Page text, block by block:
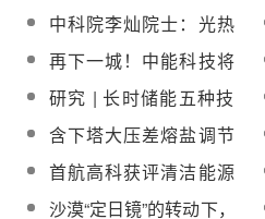
员李灿：大力发展太阳
能光热发电
中科院李灿院士：光热
发电是最有希望的规模
化储能技术
再下一城！中能科技将
为全球最高海拔光热发
电项目供应5600吨导热
油
研究 | 长时储能五种技
术及经济性对比
含下塔大压差熔盐调节
阀、疏盐罐、疏盐泵
等！乌斯通光热+光伏一
体化项目批量采购
首航高科获评清洁能源
和技术创新先锋企业
沙漠“定日镜”的转动下，